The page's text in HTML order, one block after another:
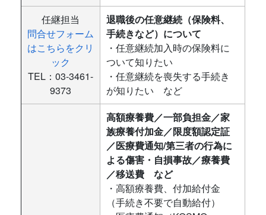
任継担当
問合せフォーム
はこちらをクリ
ック
TEL：03-3461-
9373
退職後の任意継続（保険料、
手続きなど）について
・任意継続加入時の保険料に
ついて知りたい
・任意継続を喪失する手続き
が知りたい など
高額療養費／一部負担金／家
族療養付加金／限度額認定証
／医療費通知/第三者の行為に
よる傷害・自損事故／療養費
／移送費 など
・高額療養費、付加給付金
（手続き不要で自動給付）